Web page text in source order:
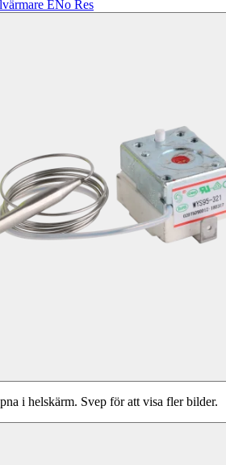
ENo Res
i helskärm. Svep för att visa fler bilder.